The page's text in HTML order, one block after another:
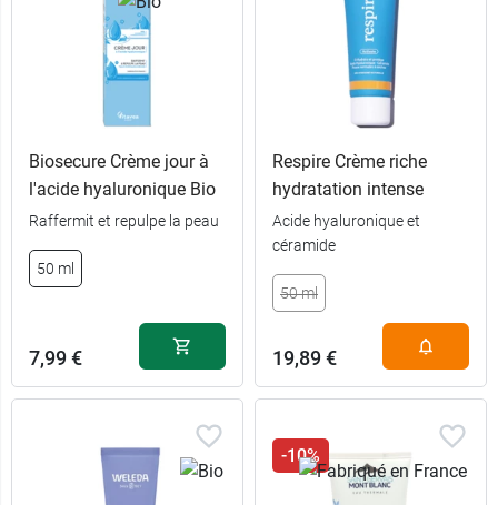
Biosecure Crème jour à
l'acide hyaluronique Bio
Raffermit et repulpe la peau
50 ml
7,99 €
Respire Crème riche
hydratation intense
Acide hyaluronique et
céramide
50 ml
19,89 €
-10%